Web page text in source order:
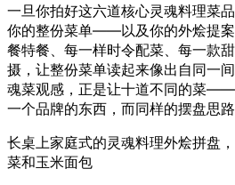
一旦你拍好这六道核心灵魂料理菜
你的整份菜单——以及你的外烩提
餐特餐、每一样时令配菜、每一款
摄，让整份菜单读起来像出自同一
魂菜观感，正是让十道不同的菜
一个品牌的东西，而同样的摆盘思
长桌上家庭式的灵魂料理外烩拼盘
菜和玉米面包